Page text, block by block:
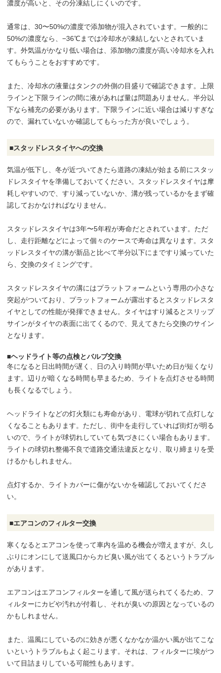
濃度が高いと、その分凍結しにくいのです。
通常は、30〜50%の濃度で添加物が混入されています。一般的に
50%の濃度なら、−36℃までは冷却水が凍結しないとされていま
す。外気温がかなり低い場合は、添加物の濃度が高い冷却水を入れ
てもらうことをおすすめです。
また、冷却水の液量はタンクの外側の目盛りで確認できます。上限
ラインと下限ラインの間に液があれば量は問題ありません。半分以
下なら補充の必要があります。下限ラインに近い場合は減りすぎな
ので、漏れていないか確認してもらった方が良いでしょう。
■スタッドレスタイヤへの交換
気温が低下し、冬が近づいてきたら道路の凍結が始まる前にスタッ
ドレスタイヤを準備しておいてください。スタッドレスタイヤは摩
耗しやすいので、すり減っていないか、溝が残っているかをまず確
認しておかなければなりません。
スタッドレスタイヤは3年〜5年程が寿命だとされています。ただ
し、走行距離などによって個々のケースで寿命は異なります。スタ
ッドレスタイヤの溝が新品と比べて半分以下にまですり減っていた
ら、交換のタイミングです。
スタッドレスタイヤの溝にはプラットフォームという専用の小さな
突起がついており、プラットフォームが露出するとスタッドレスタ
イヤとしての性能が発揮できません。タイヤはすり減るとスリップ
サインがタイヤの表面に出てくるので、見えてきたら交換のサイン
となります。
■ヘッドライト等の点検とバルブ交換
冬になると日出時間が遅く、日の入り時間が早いため日が短くなり
ます。辺りが暗くなる時間も早まるため、ライトを点灯させる時間
も長くなるでしょう。
ヘッドライトなどの灯火類にも寿命があり、電球が切れて点灯しな
くなることもあります。ただし、街中を走行していれば街灯が明る
いので、ライトが球切れしていても気づきにくい場合もあります。
ライトの球切れ整備不良で道路交通法違反となり、取り締まりを受
けるかもしれません。
点灯するか、ライトカバーに傷がないかを確認しておいてくださ
い。
■エアコンのフィルター交換
寒くなるとエアコンを使って車内を温める機会が増えますが、久し
ぶりにオンにして送風口からカビ臭い風が出てくるというトラブル
があります。
エアコンはエアコンフィルターを通して風が送られてくるため、フ
ィルターにカビや汚れが付着し、それが臭いの原因となっているの
かもしれません。
また、温風にしているのに効きが悪くなかなか温かい風が出てこな
いというトラブルもよく起こります。それは、フィルターに埃がつ
いて目詰まりしている可能性もあります。